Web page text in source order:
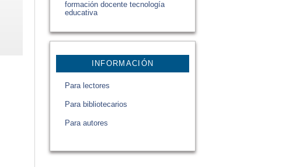
formación docente tecnología
educativa
INFORMACIÓN
Para lectores
Para bibliotecarios
Para autores